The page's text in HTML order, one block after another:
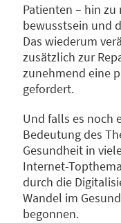
Patienten – hin
bewusstsein und
Das wiederum
zusätzlich zur
zunehmend eine
gefordert.
Und falls es noch
Bedeutung des
Gesundheit in
Internet-
durch die
Wandel im
begonnen.